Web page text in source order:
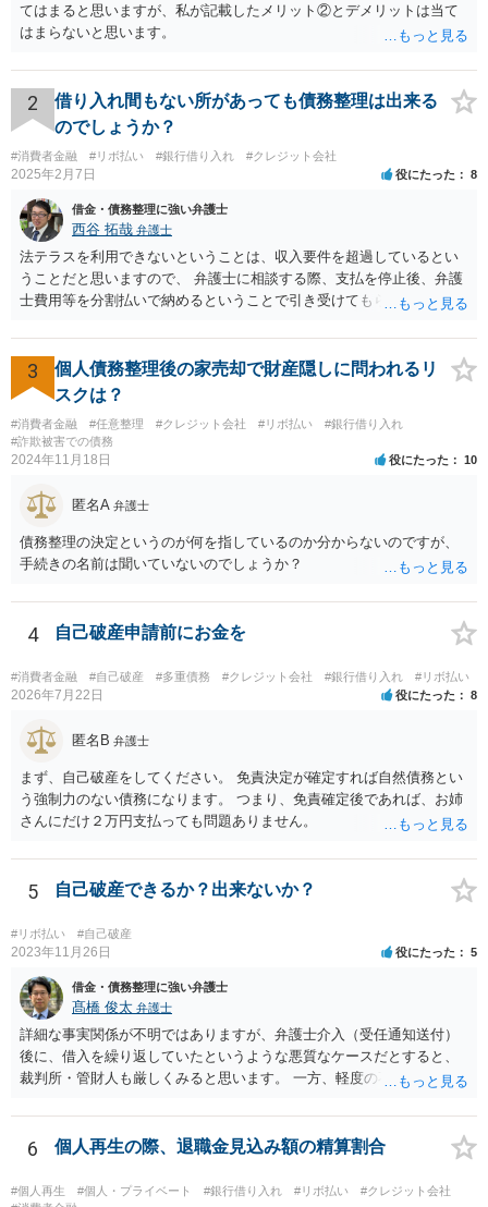
てはまると思いますが、私が記載したメリット②とデメリットは当て
はまらないと思います。
2
借り入れ間もない所があっても債務整理は出来る
のでしょうか？
#消費者金融 #リボ払い #銀行借り入れ #クレジット会社
2025年2月7日 役にたった 8
借金・債務整理に強い弁護士
西谷 拓哉 弁護士
法テラスを利用できないということは、収入要件を超過しているとい
うことだと思いますので、 弁護士に相談する際、支払を停止後、弁護
士費用等を分割払いで納めるということで引き受けてもらえないか確
は、負債が拡大するだけになるのでお勧めできませんが あとは、相談
者様のご判断になると思いますので、私からのアドバイスは一旦これ
で終わりとさせていただきます。
3
個人債務整理後の家売却で財産隠しに問われるリ
スクは？
#消費者金融 #任意整理 #クレジット会社 #リボ払い
#銀行借り入れ
#詐欺被害での債務
2024年11月18日 役にたった 10
匿名A 弁護士
債務整理の決定というのが何を指しているのか分からないのですが、
手続きの名前は聞いていないのでしょうか？
4 自己破産申請前にお金を
#消費者金融 #自己破産 #多重債務 #クレジット会社 #銀行借り入れ #リボ払い
2026年7月22日 役にたった 8
匿名B 弁護士
まず、自己破産をしてください。 免責決定が確定すれば自然債務とい
う強制力のない債務になります。 つまり、免責確定後であれば、お姉
さんにだけ２万円支払っても問題ありません。
5 自己破産できるか？出来ないか？
#リボ払い #自己破産
2023年11月26日 役にたった 5
借金・債務整理に強い弁護士
髙橋 俊太 弁護士
詳細な事実関係が不明ではありますが、弁護士介入（受任通知送付）
後に、借入を繰り返していたというような悪質なケースだとすると、
裁判所・管財人も厳しくみると思います。 一方、軽度の不注意による
財人に対して反省の姿勢を示せば、不許可という結果にはならないと
思われます。
6 個人再生の際、退職金見込み額の精算割合
#個人再生 #個人・プライベート #銀行借り入れ #リボ払い
#クレジット会社